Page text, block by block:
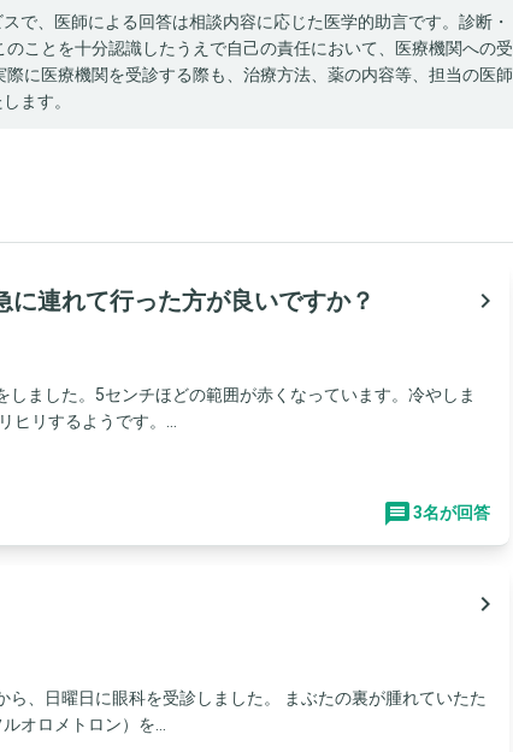
で、医師による回答は相談内容に応じた医学的助言です。診断・
ことを十分認識したうえで自己の責任において、医療機関への受
に医療機関を受診する際も、治療方法、薬の内容等、担当の医師
ます。
連れて行った方が良いですか？
navigate_next
ました。5センチほどの範囲が赤くなっています。冷やしま
ヒリするようです。...
3名が回答
navigate_next
ら、日曜日に眼科を受診しました。 まぶたの裏が腫れていたた
オロメトロン）を...